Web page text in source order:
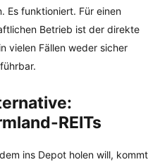
Es funktioniert. Für einen
Betrieb ist der direkte
vielen Fällen weder sicher
REITs
ins Depot holen will, kommt